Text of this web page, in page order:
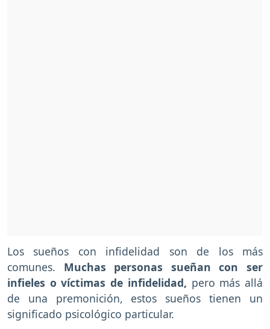
Los sueños con infidelidad son de los más
comunes. Muchas personas sueñan con ser
infieles o víctimas de infidelidad, pero más allá
de una premonición, estos sueños tienen un
significado psicológico particular.